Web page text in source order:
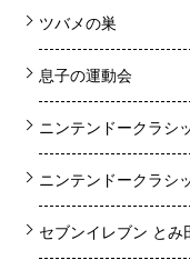
ツバメの巣
息子の運動会
ニンテンドークラシ
ニンテンドークラシ
セブンイレブン とみ